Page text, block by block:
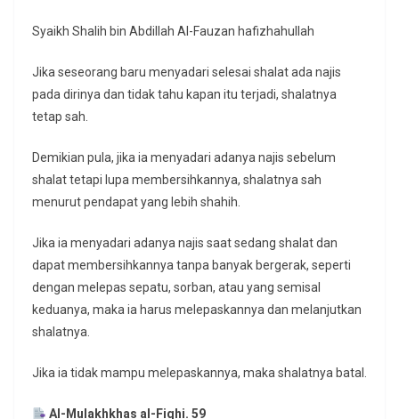
Syaikh Shalih bin Abdillah Al-Fauzan hafizhahullah
Jika seseorang baru menyadari selesai shalat ada najis
pada dirinya dan tidak tahu kapan itu terjadi, shalatnya
tetap sah.
Demikian pula, jika ia menyadari adanya najis sebelum
shalat tetapi lupa membersihkannya, shalatnya sah
menurut pendapat yang lebih shahih.
Jika ia menyadari adanya najis saat sedang shalat dan
dapat membersihkannya tanpa banyak bergerak, seperti
dengan melepas sepatu, sorban, atau yang semisal
keduanya, maka ia harus melepaskannya dan melanjutkan
shalatnya.
Jika ia tidak mampu melepaskannya, maka shalatnya batal.
Al-Mulakhkhas al-Fiqhi. 59